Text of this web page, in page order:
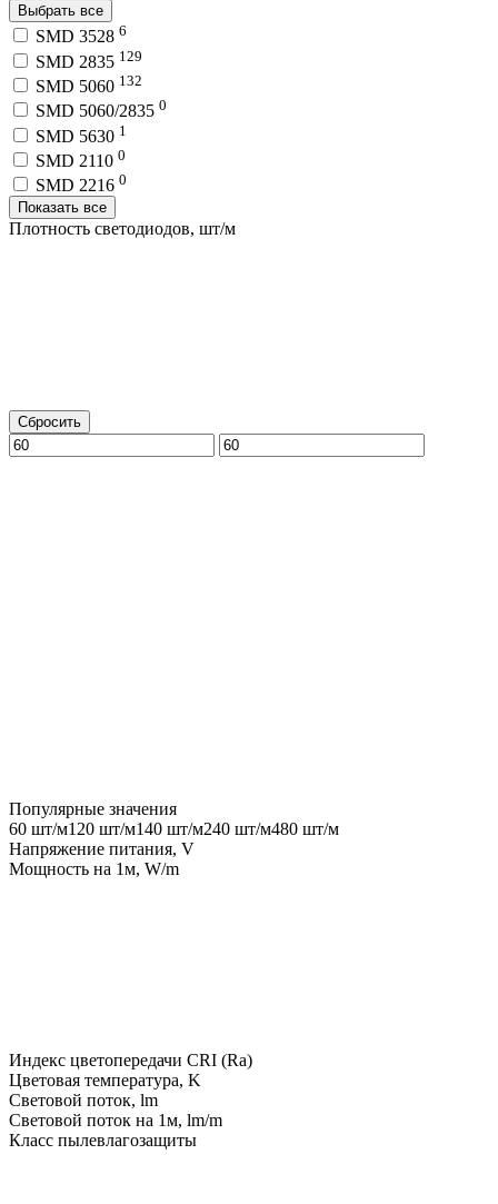
Выбрать все
SMD 3528 6
SMD 2835 129
SMD 5060 132
SMD 5060/2835 0
SMD 5630 1
SMD 2110 0
SMD 2216 0
Показать все
Плотность светодиодов, шт/м
Сбросить
Популярные значения
60 шт/м120 шт/м140 шт/м240 шт/м480 шт/м
Напряжение питания, V
Мощность на 1м, W/m
Индекс цветопередачи CRI (Ra)
Цветовая температура, K
Световой поток, lm
Световой поток на 1м, lm/m
Класс пылевлагозащиты